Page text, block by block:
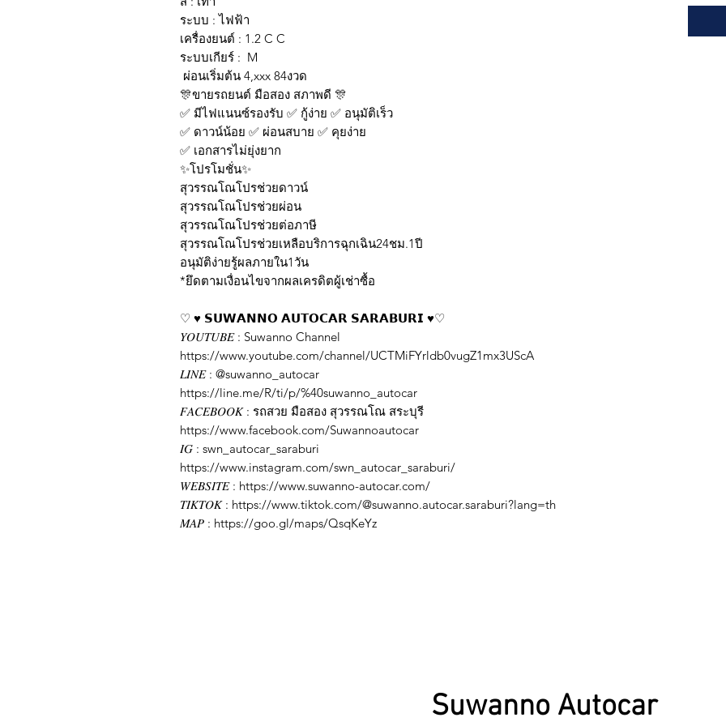
ระบบ : ไฟฟ้า
เครื่องยนต์ : 1.2 C C
ระบบเกียร์ : M
ผ่อนเริ่มต้น 4,xxx 84งวด
🎊ขายรถยนต์ มือสอง สภาพดี 🎊
✅ มีไฟแนนซ์รองรับ ✅ กู้ง่าย ✅ อนุมัติเร็ว
✅ ดาวน์น้อย ✅ ผ่อนสบาย ✅ คุยง่าย
✅ เอกสารไม่ยุ่งยาก
✨โปรโมชั่น✨
สุวรรณโณโปรช่วยดาวน์
สุวรรณโณโปรช่วยผ่อน
สุวรรณโณโปรช่วยต่อภาษี
สุวรรณโณโปรช่วยเหลือบริการฉุกเฉิน24ชม.1ปี
อนุมัติง่ายรู้ผลภายใน1วัน
*ยึดตามเงื่อนไขจากผลเครดิตผู้เช่าซื้อ
♡ ♥️ 𝗦𝗨𝗪𝗔𝗡𝗡𝗢 𝗔𝗨𝗧𝗢𝗖𝗔𝗥 𝗦𝗔𝗥𝗔𝗕𝗨𝗥𝗜 ♥️♡
𝑌𝑂𝑈𝑇𝑈𝐵𝐸 : Suwanno Channel
https://www.youtube.com/channel/UCTMiFYrldb0vugZ1mx3UScA
𝐿𝐼𝑁𝐸 : @suwanno_autocar
https://line.me/R/ti/p/%40suwanno_autocar
𝐹𝐴𝐶𝐸𝐵𝑂𝑂𝐾 : รถสวย มือสอง สุวรรณโณ สระบุรี
https://www.facebook.com/Suwannoautocar
𝐼𝐺 : swn_autocar_saraburi
https://www.instagram.com/swn_autocar_saraburi/
𝑊𝐸𝐵𝑆𝐼𝑇𝐸 : https://www.suwanno-autocar.com/
𝑇𝐼𝐾𝑇𝑂𝐾 : https://www.tiktok.com/@suwanno.autocar.saraburi?lang=th
𝑀𝐴𝑃 : https://goo.gl/maps/QsqKeYz
Suwanno Autocar